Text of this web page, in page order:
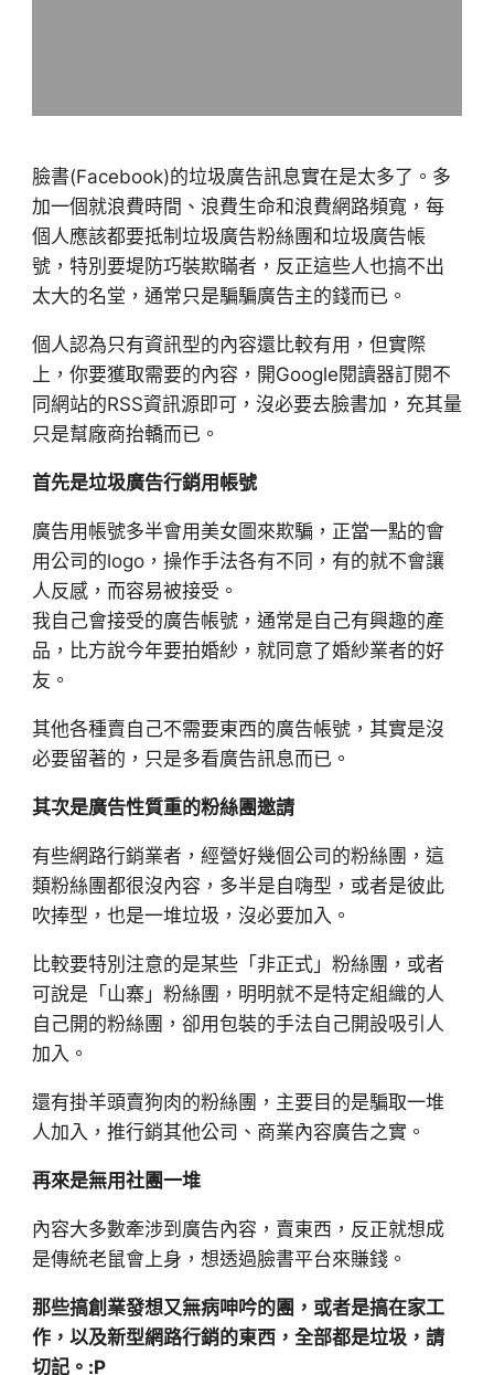
臉書(Facebook)的垃圾廣告訊息實在是太多了。多
加一個就浪費時間、浪費生命和浪費網路頻寬，每
個人應該都要抵制垃圾廣告粉絲團和垃圾廣告帳
號，特別要堤防巧裝欺瞞者，反正這些人也搞不出
太大的名堂，通常只是騙騙廣告主的錢而已。
個人認為只有資訊型的內容還比較有用，但實際
上，你要獲取需要的內容，開Google閱讀器訂閱不
同網站的RSS資訊源即可，沒必要去臉書加，充其量
只是幫廠商抬轎而已。
首先是垃圾廣告行銷用帳號
廣告用帳號多半會用美女圖來欺騙，正當一點的會
用公司的logo，操作手法各有不同，有的就不會讓
人反感，而容易被接受。
我自己會接受的廣告帳號，通常是自己有興趣的產
品，比方說今年要拍婚紗，就同意了婚紗業者的好
友。
其他各種賣自己不需要東西的廣告帳號，其實是沒
必要留著的，只是多看廣告訊息而已。
其次是廣告性質重的粉絲團邀請
有些網路行銷業者，經營好幾個公司的粉絲團，這
類粉絲團都很沒內容，多半是自嗨型，或者是彼此
吹捧型，也是一堆垃圾，沒必要加入。
比較要特別注意的是某些「非正式」粉絲團，或者
可說是「山寨」粉絲團，明明就不是特定組織的人
自己開的粉絲團，卻用包裝的手法自己開設吸引人
加入。
還有掛羊頭賣狗肉的粉絲團，主要目的是騙取一堆
人加入，推行銷其他公司、商業內容廣告之實。
再來是無用社團一堆
內容大多數牽涉到廣告內容，賣東西，反正就想成
是傳統老鼠會上身，想透過臉書平台來賺錢。
那些搞創業發想又無病呻吟的團，或者是搞在家工
作，以及新型網路行銷的東西，全部都是垃圾，請
切記。:P